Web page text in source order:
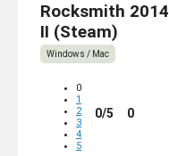
Rocksmith
II (Steam)
Windows / Mac
0
1
2
3
4
5
0/5 0